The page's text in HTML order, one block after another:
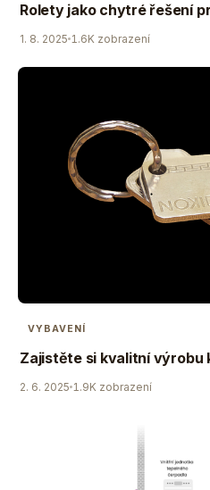
Rolety jako chytré řešení
1. 8. 2025 1.6K zobrazení
VYBAVENÍ
Zajistěte si kvalitní výrobu
2. 6. 2025 1.9K zobrazení